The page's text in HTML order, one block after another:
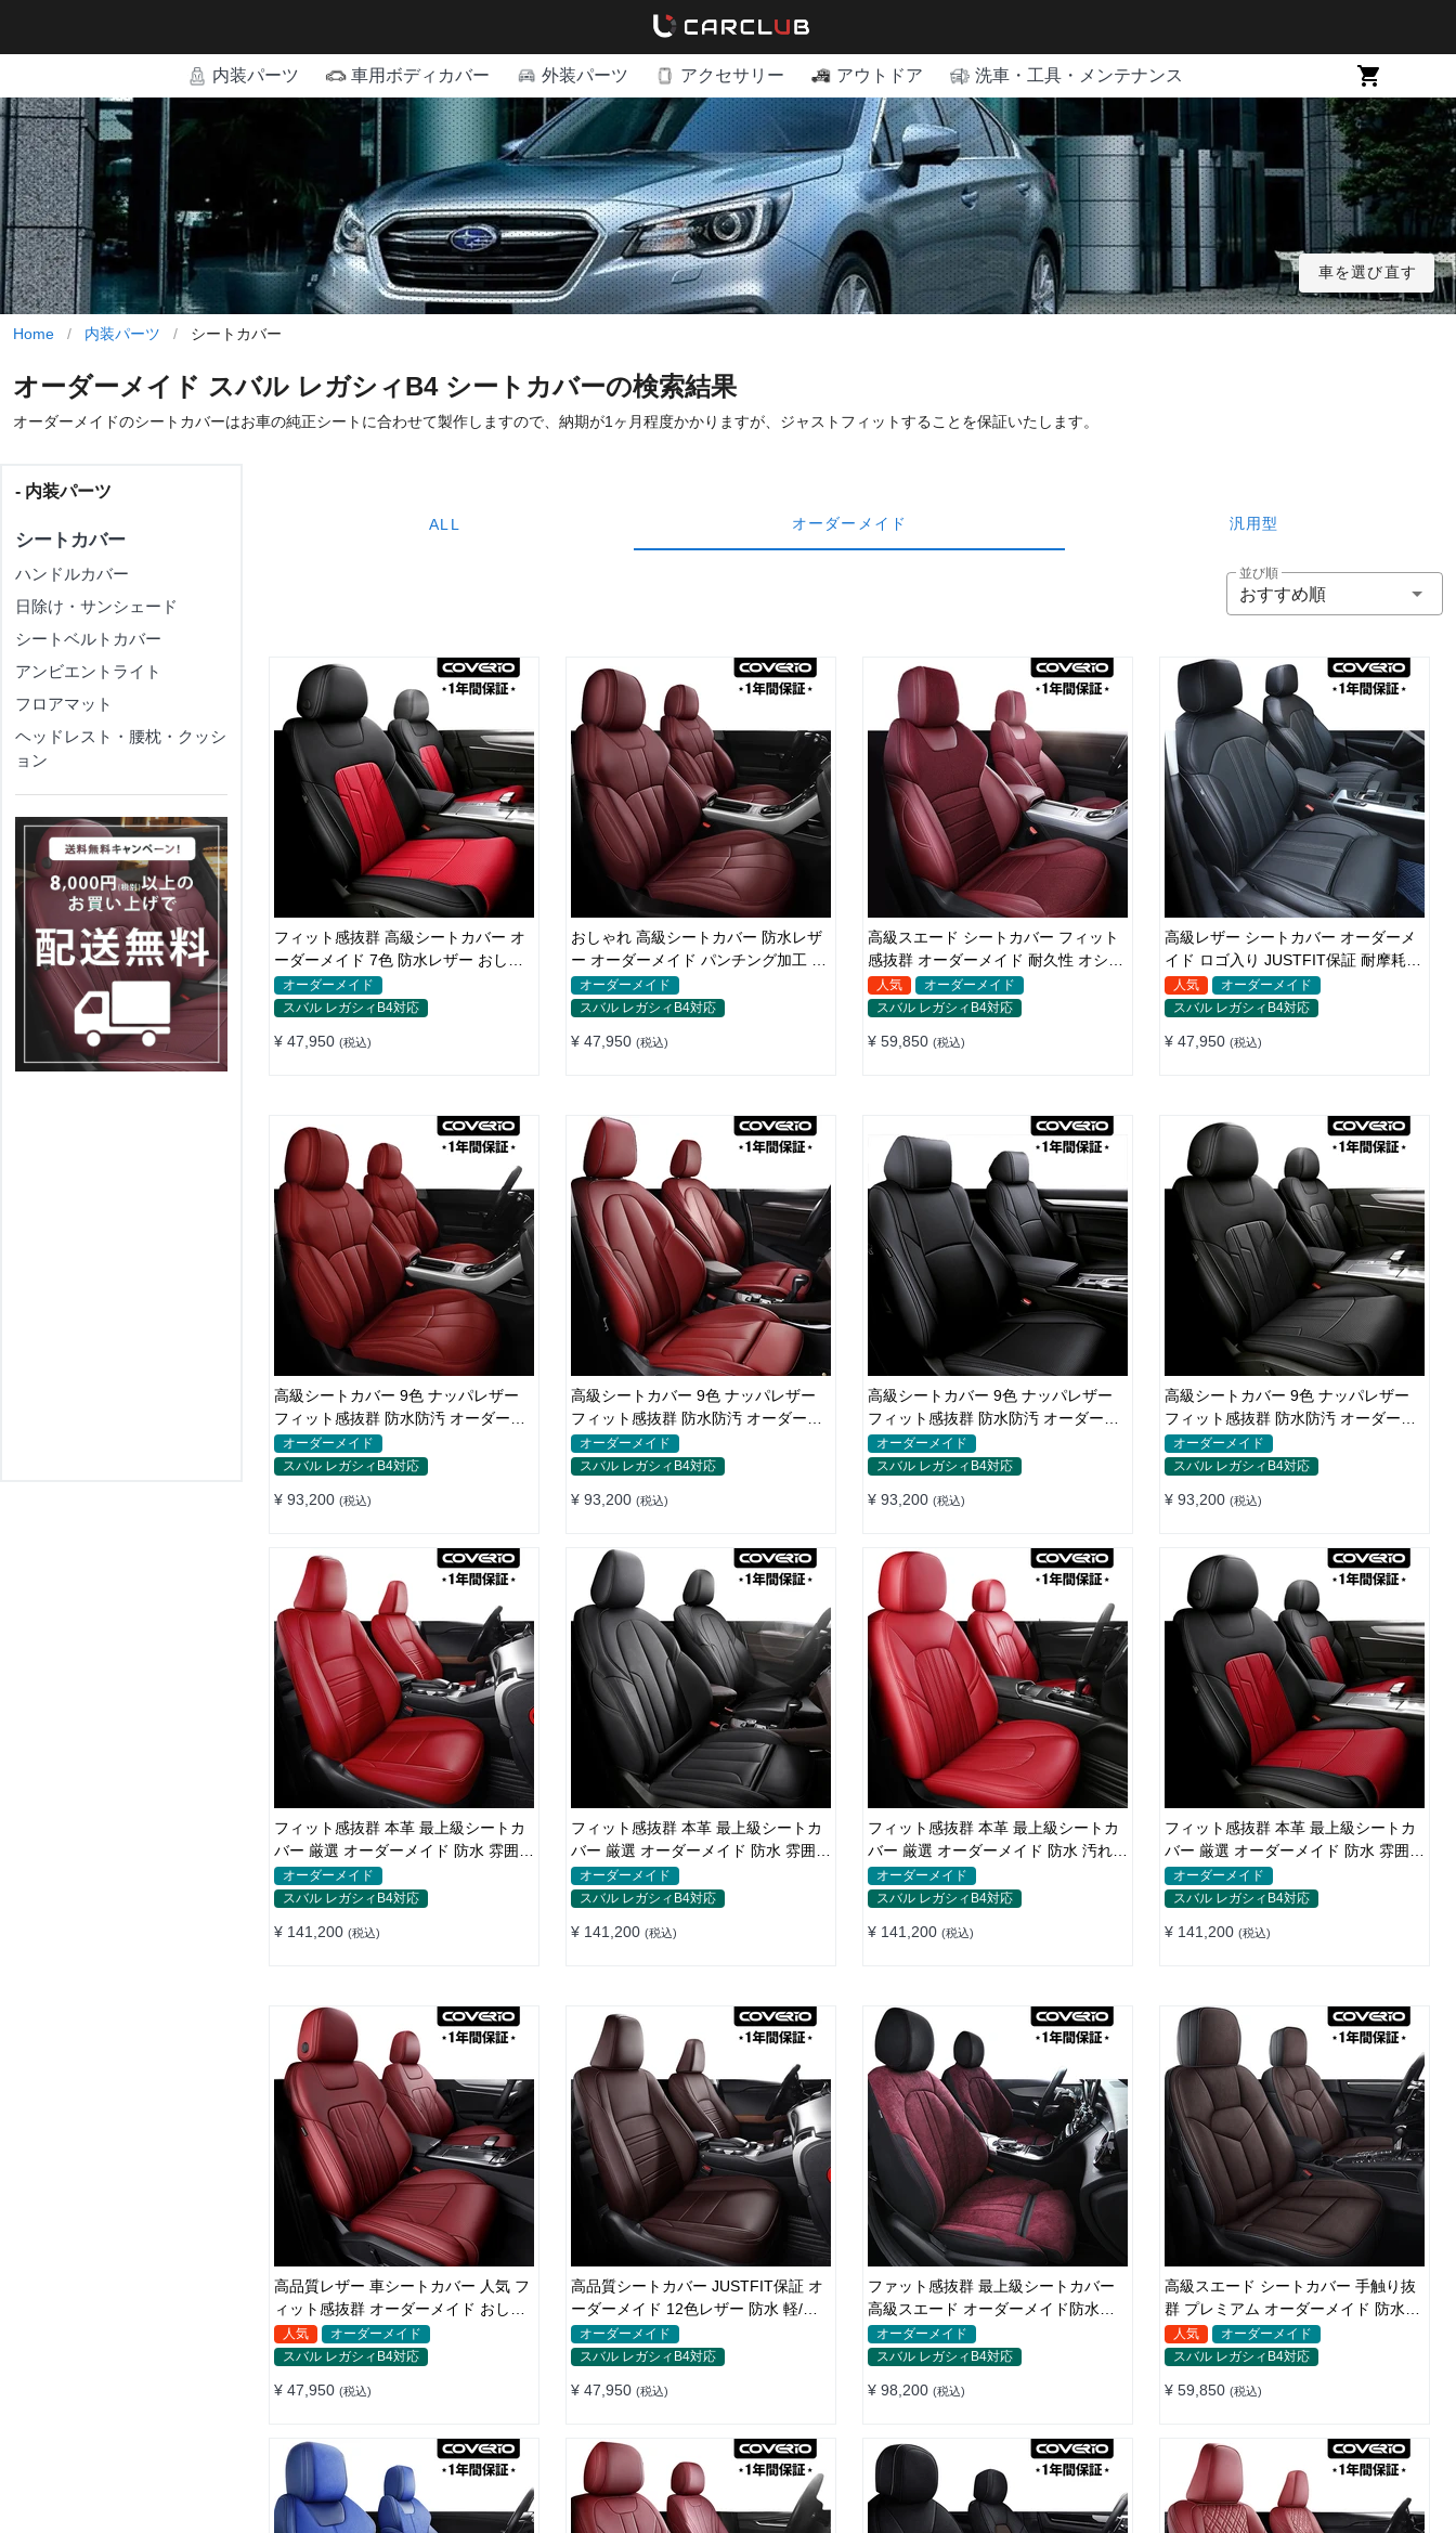
内装パーツ 車用ボディカバー 外装パーツ アクセサリー アウトドア 洗車・工具・メンテナンス
車を選び直す
Home / 内装パーツ / シートカバー
オーダーメイド スバル レガシィB4 シートカバーの検索結果
オーダーメイドのシートカバーはお車の純正シートに合わせて製作しますので、納期が1ヶ月程度かかりますが、ジャストフィットすることを保証いたします。
- 内装パーツ
シートカバー
ハンドルカバー
日除け・サンシェード
シートベルトカバー
アンビエントライト
フロアマット
ヘッドレスト・腰枕・クッシ
ョン
ALL オーダーメイド 汎用型
並び順
おすすめ順
フィット感抜群 高級シートカバー オ
ーダーメイド 7色 防水レザー おしゃ
れ 全席セット
オーダーメイド
スバル レガシィB4対応
¥ 47,950 (税込)
おしゃれ 高級シートカバー 防水レザ
ー オーダーメイド パンチング加工 9
色 全席セット
オーダーメイド
スバル レガシィB4対応
¥ 47,950 (税込)
高級スエード シートカバー フィット
感抜群 オーダーメイド 耐久性 オシャ
レ 全席セット
人気
オーダーメイド
スバル レガシィB4対応
¥ 59,850 (税込)
高級レザー シートカバー オーダーメ
イド ロゴ入り JUSTFIT保証 耐摩耗性
全席セット
人気
オーダーメイド
スバル レガシィB4対応
¥ 47,950 (税込)
高級シートカバー 9色 ナッパレザー
フィット感抜群 防水防汚 オーダーメ
イド 全席セット
オーダーメイド
スバル レガシィB4対応
¥ 93,200 (税込)
高級シートカバー 9色 ナッパレザー
フィット感抜群 防水防汚 オーダーメ
イド 全席セット
オーダーメイド
スバル レガシィB4対応
¥ 93,200 (税込)
高級シートカバー 9色 ナッパレザー
フィット感抜群 防水防汚 オーダーメ
イド 全席セット
オーダーメイド
スバル レガシィB4対応
¥ 93,200 (税込)
高級シートカバー 9色 ナッパレザー
フィット感抜群 防水防汚 オーダーメ
イド 全席セット
オーダーメイド
スバル レガシィB4対応
¥ 93,200 (税込)
フィット感抜群 本革 最上級シートカ
バー 厳選 オーダーメイド 防水 雰囲気
全席セット
オーダーメイド
スバル レガシィB4対応
¥ 141,200 (税込)
フィット感抜群 本革 最上級シートカ
バー 厳選 オーダーメイド 防水 雰囲気
全席セット
オーダーメイド
スバル レガシィB4対応
¥ 141,200 (税込)
フィット感抜群 本革 最上級シートカ
バー 厳選 オーダーメイド 防水 汚れ防
止 全席セット
オーダーメイド
スバル レガシィB4対応
¥ 141,200 (税込)
フィット感抜群 本革 最上級シートカ
バー 厳選 オーダーメイド 防水 雰囲気
全席セット
オーダーメイド
スバル レガシィB4対応
¥ 141,200 (税込)
高品質レザー 車シートカバー 人気 フ
ィット感抜群 オーダーメイド おしゃ
れ 全席セット
人気
オーダーメイド
スバル レガシィB4対応
¥ 47,950 (税込)
高品質シートカバー JUSTFIT保証 オ
ーダーメイド 12色レザー 防水 軽/普
自動車 SUV
オーダーメイド
スバル レガシィB4対応
¥ 47,950 (税込)
ファット感抜群 最上級シートカバー
高級スエード オーダーメイド防水仕
様 全席セット
オーダーメイド
スバル レガシィB4対応
¥ 98,200 (税込)
高級スエード シートカバー 手触り抜
群 プレミアム オーダーメイド 防水防
汚 全席セット
人気
オーダーメイド
スバル レガシィB4対応
¥ 59,850 (税込)